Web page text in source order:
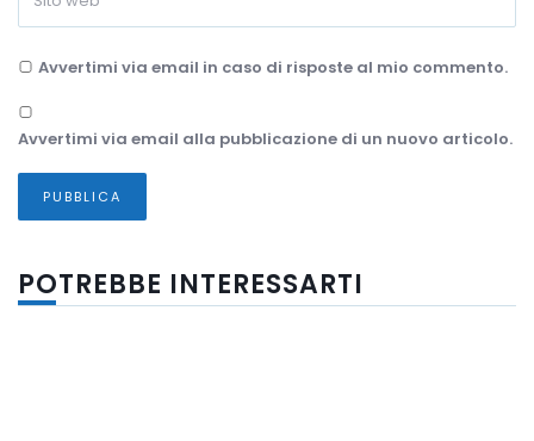
Avvertimi via email in caso di risposte al mio commento.
Avvertimi via email alla pubblicazione di un nuovo articolo.
POTREBBE INTERESSARTI